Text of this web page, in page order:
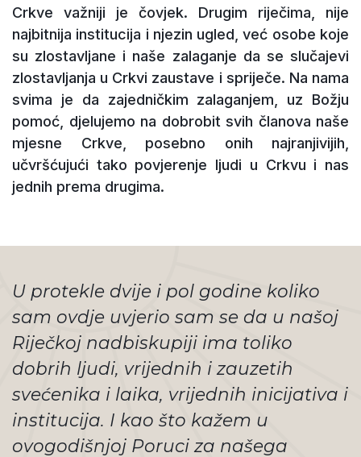
Crkve važniji je čovjek. Drugim riječima, nije
najbitnija institucija i njezin ugled, već osobe koje
su zlostavljane i naše zalaganje da se slučajevi
zlostavljanja u Crkvi zaustave i spriječe. Na nama
svima je da zajedničkim zalaganjem, uz Božju
pomoć, djelujemo na dobrobit svih članova naše
mjesne Crkve, posebno onih najranjivijih,
učvršćujući tako povjerenje ljudi u Crkvu i nas
jednih prema drugima.
U protekle dvije i pol godine koliko
sam ovdje uvjerio sam se da u našoj
Riječkoj nadbiskupiji ima toliko
dobrih ljudi, vrijednih i zauzetih
svećenika i laika, vrijednih inicijativa i
institucija. I kao što kažem u
ovogodišnjoj Poruci za našega